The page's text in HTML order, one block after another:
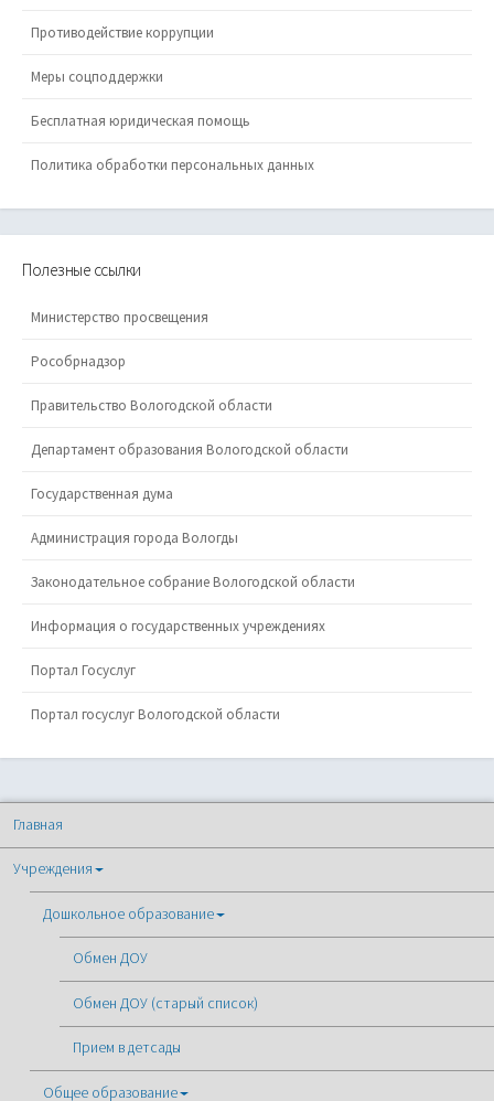
Противодействие коррупции
Меры соцподдержки
Бесплатная юридическая помощь
Политика обработки персональных данных
Полезные ссылки
Министерство просвещения
Рособрнадзор
Правительство Вологодской области
Департамент образования Вологодской области
Государственная дума
Администрация города Вологды
Законодательное собрание Вологодской области
Информация о государственных учреждениях
Портал Госуслуг
Портал госуслуг Вологодской области
Главная
Учреждения
Дошкольное образование
Обмен ДОУ
Обмен ДОУ (старый список)
Прием в детсады
Общее образование